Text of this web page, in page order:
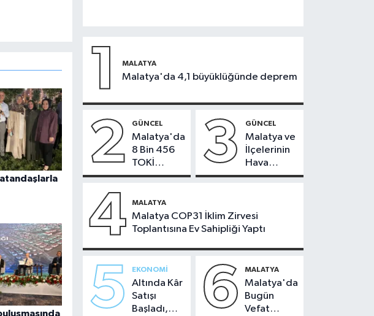
1 MALATYA
Malatya'da 4,1 büyüklüğünde deprem
2 GÜNCEL
Malatya'da
8 Bin 456
TOKİ
Konutunun
Bugün
Çekiliyor
3 GÜNCEL
Malatya ve
İlçelerinin
Hava
Durumu -
2026
4 MALATYA
Malatya COP31 İklim Zirvesi
Toplantısına Ev Sahipliği Yaptı
5 EKONOMI
Altında Kâr
Satışı
Başladı,
6 MALATYA
Malatya'da
Bugün
Vefat